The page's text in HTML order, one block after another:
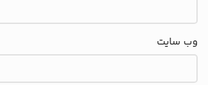
وب‌ سایت